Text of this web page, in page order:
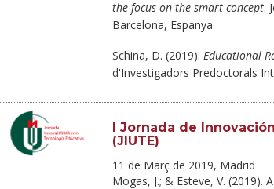
the focus on the smart concept.
Barcelona, Espanya.
Schina, D. (2019). Educational
d'Investigadors Predoctorals
I Jornada de
(JIUTE)
11 de Març de 2019, Madrid
Mogas, J.; & Esteve, V. (2019).